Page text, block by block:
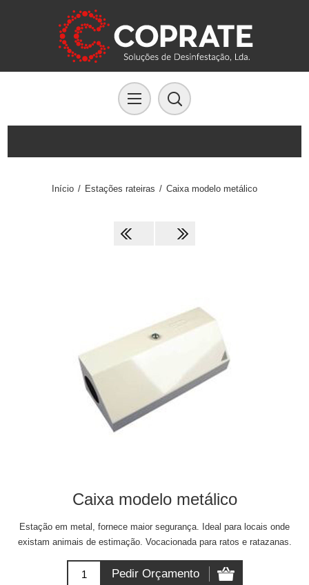
Início / Estações rateiras / Caixa modelo metálico
Caixa modelo metálico
Estação em metal, fornece maior segurança. Ideal para locais onde
existam animais de estimação. Vocacionada para ratos e ratazanas.